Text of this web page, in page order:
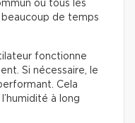
où tous les
de temps
fonctionne
Si nécessaire, le
Cela
à long